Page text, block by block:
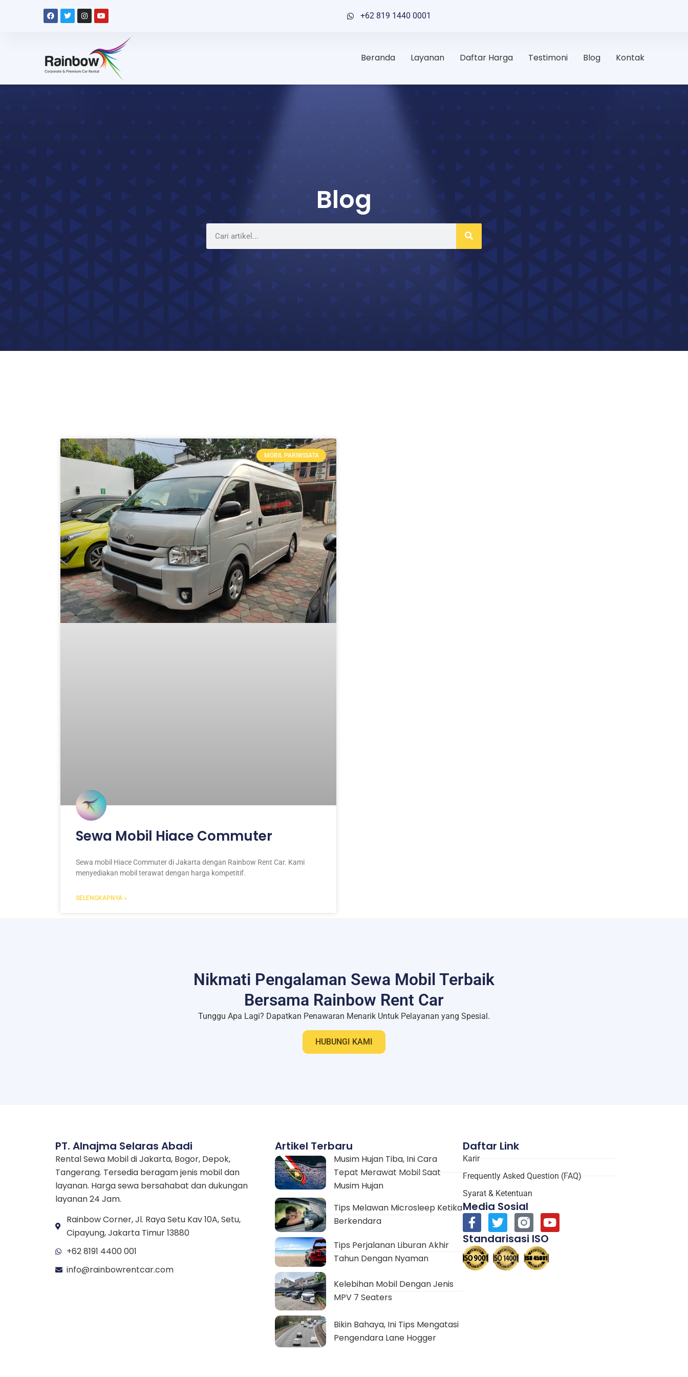
+62 819 1440 0001
Beranda Layanan Daftar Harga Testimoni Blog Kontak
Blog
MOBIL PARIWISATA
Sewa Mobil Hiace Commuter
Sewa mobil Hiace Commuter di Jakarta dengan Rainbow Rent Car. Kami
menyediakan mobil terawat dengan harga kompetitif.
SELENGKAPNYA »
Nikmati Pengalaman Sewa Mobil Terbaik
Bersama Rainbow Rent Car
Tunggu Apa Lagi? Dapatkan Penawaran Menarik Untuk Pelayanan yang Spesial.
HUBUNGI KAMI
PT. Alnajma Selaras Abadi
Rental Sewa Mobil di Jakarta, Bogor, Depok,
Tangerang. Tersedia beragam jenis mobil dan
layanan. Harga sewa bersahabat dan dukungan
layanan 24 Jam.
Rainbow Corner, Jl. Raya Setu Kav 10A, Setu,
Cipayung, Jakarta Timur 13880
+62 8191 4400 001
info@rainbowrentcar.com
Artikel Terbaru
Musim Hujan Tiba, Ini Cara
Tepat Merawat Mobil Saat
Musim Hujan
Tips Melawan Microsleep Ketika
Berkendara
Tips Perjalanan Liburan Akhir
Tahun Dengan Nyaman
Kelebihan Mobil Dengan Jenis
MPV 7 Seaters
Bikin Bahaya, Ini Tips Mengatasi
Pengendara Lane Hogger
Daftar Link
Karir
Frequently Asked Question (FAQ)
Syarat & Ketentuan
Media Sosial
Standarisasi ISO